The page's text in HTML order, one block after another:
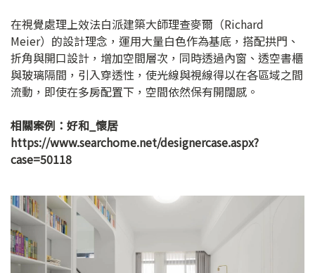
在視覺處理上效法白派建築大師理查麥爾（Richard
Meier）的設計理念，運用大量白色作為基底，搭配拱門、
折角與開口設計，增加空間層次，同時透過內窗、透空書櫃
與玻璃隔間，引入穿透性，使光線與視線得以在各區域之間
流動，即使在多房配置下，空間依然保有開闊感。
相關案例：好和_懷居
https://www.searchome.net/designercase.aspx?
case=50118